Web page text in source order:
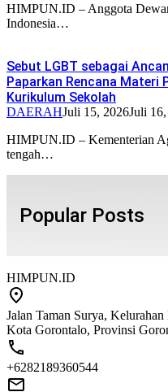
HIMPUN.ID – Anggota
Indonesia…
Sebut LGBT sebagai
Paparkan Rencana Materi
Kurikulum Sekolah
DAERAHJuli 15, 2026Juli
HIMPUN.ID – Kementerian
tengah…
Popular Posts
HIMPUN.ID
Jalan Taman Surya,
Kota Gorontalo, Provinsi
+6282189360544